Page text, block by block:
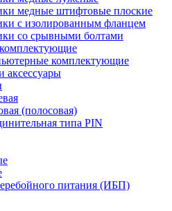
медные штифтовые плоские
с изолированным фланцем
со срывными болтами
комплектующие
(полосовая)
типа PIN
питания (ИБП)